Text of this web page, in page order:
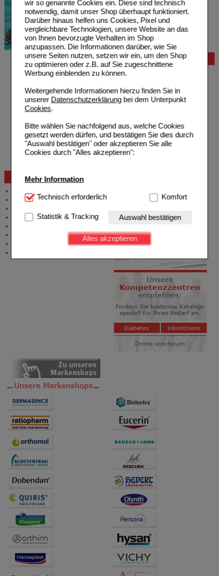
wir so genannte Cookies ein. Diese sind technisch
notwendig, damit unser Shop überhaupt funktioniert.
Darüber hinaus helfen uns Cookies, Pixel und
vergleichbare Technologien, unsere Website an das
von Ihnen bevorzugte Verhalten im Shop
anzupassen. Die Informationen darüber, wie Sie
unsere Seiten nutzen, setzen wir ein, um den Shop
zu optimieren oder z.B. auf Sie zugeschnittene
Werbung einblenden zu können.
Weitergehende Informationen hierzu finden Sie in
unserer Datenschutzerklärungbei dem Unterpunkt
Cookies.
Bitte wählen Sie nachfolgend aus, welche Cookies
gesetzt werden dürfen, und bestätigen Sie dies durch
"Auswahl bestätigen" oder akzeptieren Sie alle
Cookies durch "Alles akzeptieren":
Mehr Information
Technisch Notwendig:Hierbei handelt es sich um
Website notwendig sind (z.B. Navigation, Warenkorb,
Kundenkonto), weshalb auf diese nicht verzichtet
werden kann.
Einkaufserlebnis noch ansprechender zu gestalten,
beispielsweise für die Wiedererkennung des
Besuchers oder unsere Seite an bevorzugte
Verhaltensweisen (z.B. Spracheinstellung)
anzupassen. Komfort-Cookies ermöglichen es uns
auch auf Ihre Bedürfnisse zugeschrittene Inhalte
anzuzeigen und unser Partnerprogramm zu
Hierüber lassen sich
Informationen über die Art und Weise der Nutzung
Website weiter für Sie optimieren können, den Inhalt
auf unserer Website aber auch die Werbung auf
Drittseiten möglichst relevant für Sie zu gestalten.
Bitte beachten Sie, dass Daten hierfür teilweise an
Dritte wie z.B. Google oder soziale Medien
übertragen werden.
Technisch erforderlich Komfort
Statistik & Tracking Auswahl bestätigen
Alles akzeptieren
Bestellung
Hilfe zur Anmeldung
Zahlungsmöglichkeiten
Rezepte einlösen
Auslandsbestellung
Reklamation
Widerrufsformular
Problembehebung
Beratung und Service
Produktberatung
Zuzahlungsfreie Arzneien